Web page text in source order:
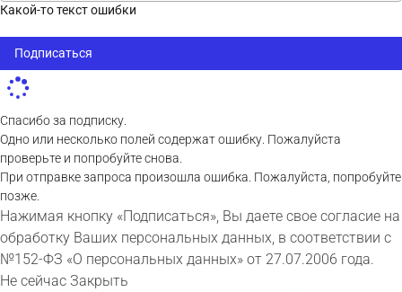
Какой-то текст ошибки
Подписаться
Спасибо за подписку.
Одно или несколько полей содержат ошибку. Пожалуйста
проверьте и попробуйте снова.
При отправке запроса произошла ошибка. Пожалуйста, попробуйте
позже.
Нажимая кнопку «Подписаться», Вы даете свое согласие на
обработку Ваших персональных данных, в соответствии с
№152-ФЗ «О персональных данных» от 27.07.2006 года.
Не сейчас Закрыть